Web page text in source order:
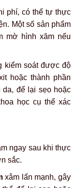
phí, có thể tự thực
Một số sản phẩm
mờ hình xăm nếu
kiểm soát được độ
hoặc thành phần
da, để lại sẹo hoặc
học cụ thể xác
ngay sau khi thực
sắc.
xâm lấn mạnh, gây